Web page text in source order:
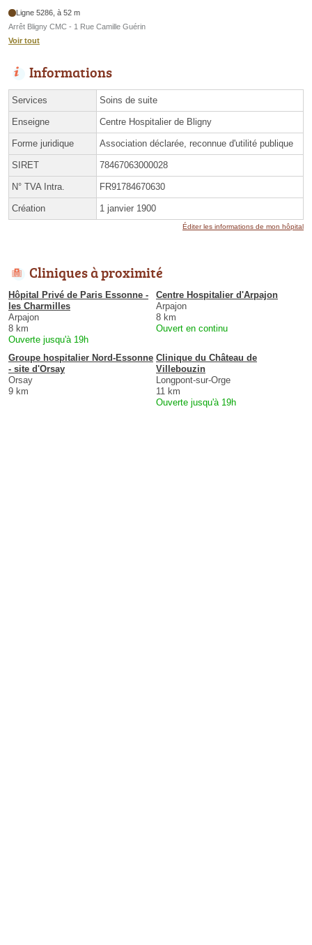
Ligne 5286, à 52 m
Arrêt Bligny CMC - 1 Rue Camille Guérin
Voir tout
Informations
Services Soins de suite
Enseigne Centre Hospitalier de Bligny
Forme juridique Association déclarée, reconnue d'utilité publique
SIRET 78467063000028
N° TVA Intra. FR91784670630
Création 1 janvier 1900
Éditer les informations de mon hôpital
Cliniques à proximité
Hôpital Privé de Paris Essonne -
les Charmilles
Arpajon
8 km
Ouverte jusqu'à 19h
Centre Hospitalier d'Arpajon
Arpajon
8 km
Ouvert en continu
Groupe hospitalier Nord-Essonne
- site d'Orsay
Orsay
9 km
Clinique du Château de
Villebouzin
Longpont-sur-Orge
11 km
Ouverte jusqu'à 19h